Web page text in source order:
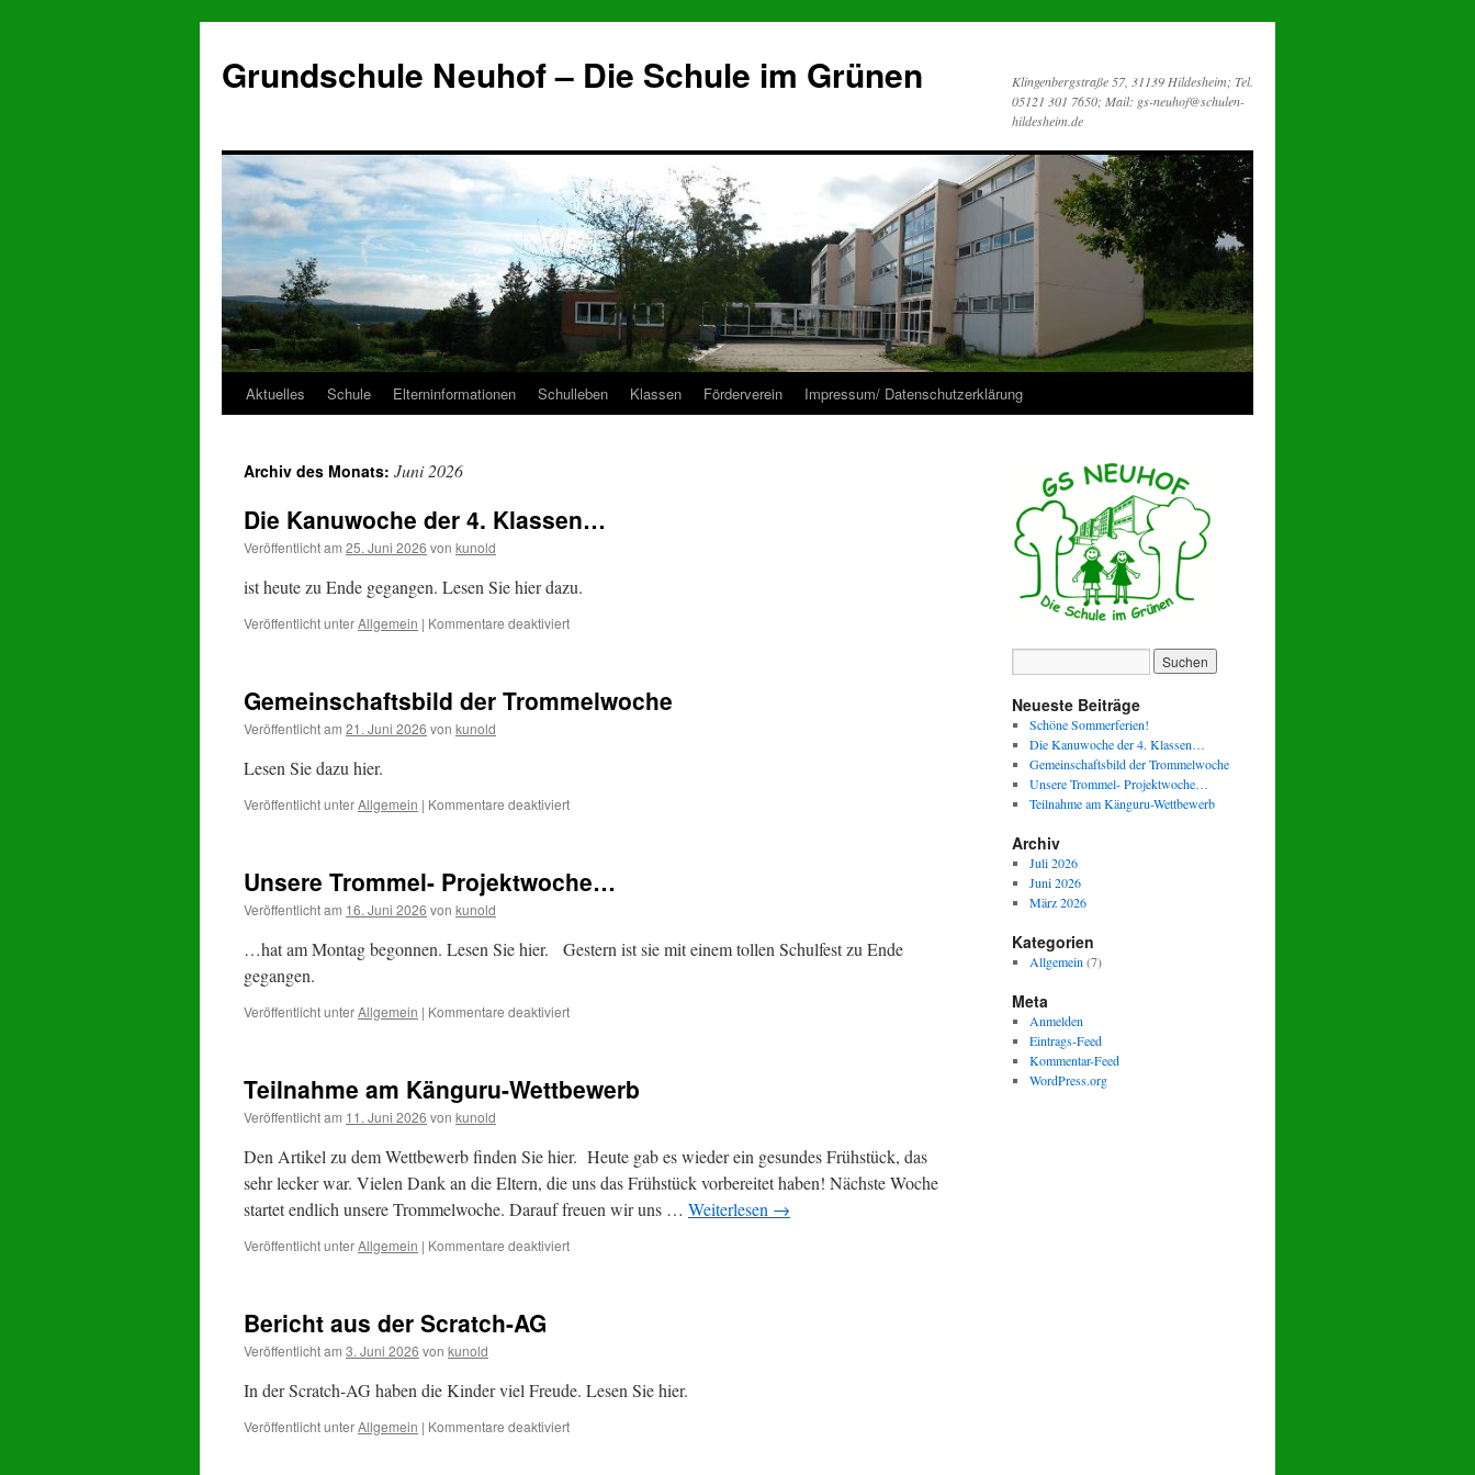
springen
Grundschule Neuhof – Die Schule im Grünen
Klingenbergstraße 57, 31139 Hildesheim; Tel.
05121 301 7650; Mail: gs-neuhof@schulen-
hildesheim.de
Aktuelles Schule Elterninformationen Schulleben Klassen Förderverein Impressum/ Datenschutzerklärung
Archiv des Monats: Juni 2026
Die Kanuwoche der 4. Klassen…
Veröffentlicht am 25. Juni 2026 von kunold
ist heute zu Ende gegangen. Lesen Sie hier dazu.
Veröffentlicht unterAllgemein | Kommentare deaktiviertfür
4.
Gemeinschaftsbild der Trommelwoche
Veröffentlicht am 21. Juni 2026 von kunold
Lesen Sie dazu hier.
Veröffentlicht unterAllgemein | Kommentare deaktiviertfür
Unsere Trommel- Projektwoche…
Veröffentlicht am 16. Juni 2026 von kunold
…hat am Montag begonnen. Lesen Sie hier. Gestern ist sie mit einem tollen Schulfest zu Ende
gegangen.
Veröffentlicht unterAllgemein | Kommentare deaktiviertfür
Teilnahme am Känguru-Wettbewerb
Veröffentlicht am 11. Juni 2026 von kunold
Den Artikel zu dem Wettbewerb finden Sie hier. Heute gab es wieder ein gesundes Frühstück, das
sehr lecker war. Vielen Dank an die Eltern, die uns das Frühstück vorbereitet haben! Nächste Woche
startet endlich unsere Trommelwoche. Darauf freuen wir uns … Weiterlesen →
Veröffentlicht unterAllgemein | Kommentare deaktiviertfür
Bericht aus der Scratch-AG
Veröffentlicht am 3. Juni 2026 von kunold
In der Scratch-AG haben die Kinder viel Freude. Lesen Sie hier.
Veröffentlicht unterAllgemein | Kommentare deaktiviertfür
Neueste Beiträge
Schöne Sommerferien!
Die Kanuwoche der 4. Klassen…
Gemeinschaftsbild der Trommelwoche
Unsere Trommel- Projektwoche…
Teilnahme am Känguru-Wettbewerb
Archiv
Juli 2026
Juni 2026
März 2026
Kategorien
Allgemein (7)
Meta
Anmelden
Eintrags-Feed
Kommentar-Feed
WordPress.org